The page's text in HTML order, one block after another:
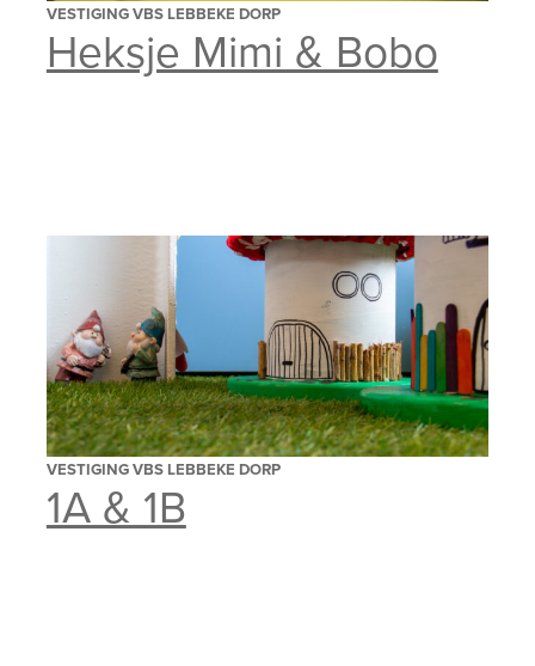
Heksje Mimi & Bobo
VESTIGING VBS LEBBEKE DORP
1A & 1B
VESTIGING VBS LEBBEKE DORP